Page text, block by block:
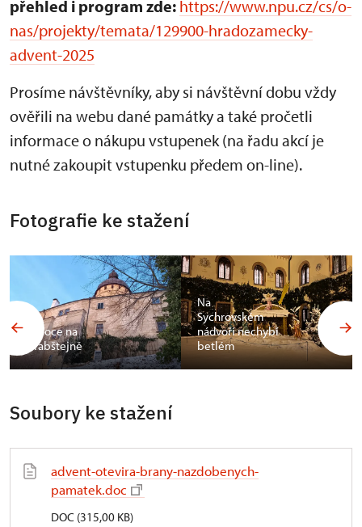
přehled i program zde: https://www.npu.cz/cs/o-
nas/projekty/temata/129900-hradozamecky-
advent-2025
Prosíme návštěvníky, aby si návštěvní dobu vždy
ověřili na webu dané památky a také pročetli
informace o nákupu vstupenek (na řadu akcí je
nutné zakoupit vstupenku předem on-line).
Fotografie ke stažení
Vánoce na
Grabštejně
Na
Sychrovském
nádvoří nechybí
betlém
Soubory ke stažení
advent-otevira-brany-nazdobenych-
pamatek.doc
DOC (315,00 KB)